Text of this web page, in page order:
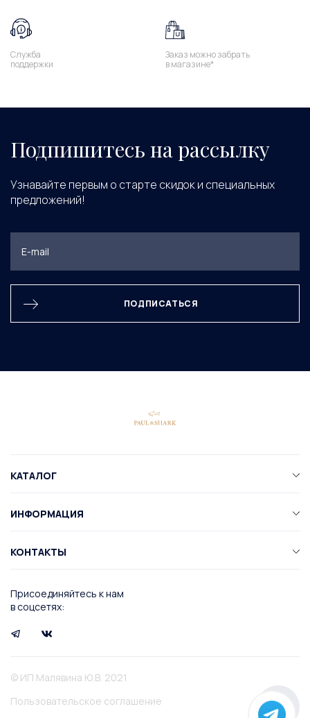
Служба
поддержки
Заказ можно забрать
в магазине*
Подпишитесь на рассылку
Узнавайте первым о старте скидок и специальных
предложений!
ПОДПИСАТЬСЯ
Присоединяйтесь к нам
в соцсетях:
КАТАЛОГ
ИНФОРМАЦИЯ
КОНТАКТЫ
© ИП Малявина Ю.В. 2021
Пользовательское соглашение